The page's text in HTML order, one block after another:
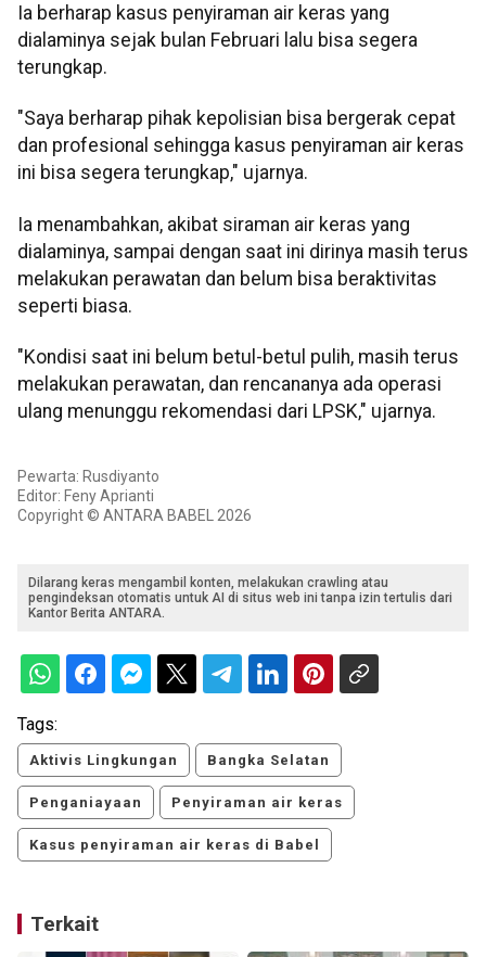
Ia berharap kasus penyiraman air keras yang
dialaminya sejak bulan Februari lalu bisa segera
terungkap.
"Saya berharap pihak kepolisian bisa bergerak cepat
dan profesional sehingga kasus penyiraman air keras
ini bisa segera terungkap," ujarnya.
Ia menambahkan, akibat siraman air keras yang
dialaminya, sampai dengan saat ini dirinya masih terus
melakukan perawatan dan belum bisa beraktivitas
seperti biasa.
"Kondisi saat ini belum betul-betul pulih, masih terus
melakukan perawatan, dan rencananya ada operasi
ulang menunggu rekomendasi dari LPSK," ujarnya.
Pewarta: Rusdiyanto
Editor: Feny Aprianti
Copyright © ANTARA BABEL 2026
Dilarang keras mengambil konten, melakukan crawling atau
pengindeksan otomatis untuk AI di situs web ini tanpa izin tertulis dari
Kantor Berita ANTARA.
Tags:
Aktivis Lingkungan Bangka Selatan
Penganiayaan Penyiraman air keras
Kasus penyiraman air keras di Babel
Terkait